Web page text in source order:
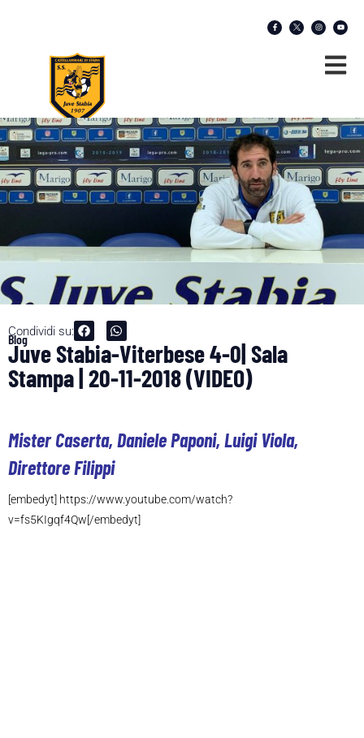
Condividi su:
Blog
Juve Stabia-Viterbese 4-0| Sala
Stampa | 20-11-2018 (VIDEO)
Mister Caserta, Daniele Paponi, Luigi Viola,
Direttore Filippi
[embedyt] https://www.youtube.com/watch?
v=fs5KIgqf4Qw[/embedyt]